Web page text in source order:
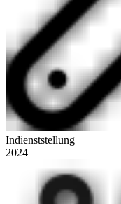
Indienststellung
2024